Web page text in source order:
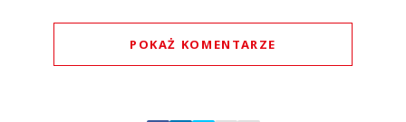
POKAŻ KOMENTARZE